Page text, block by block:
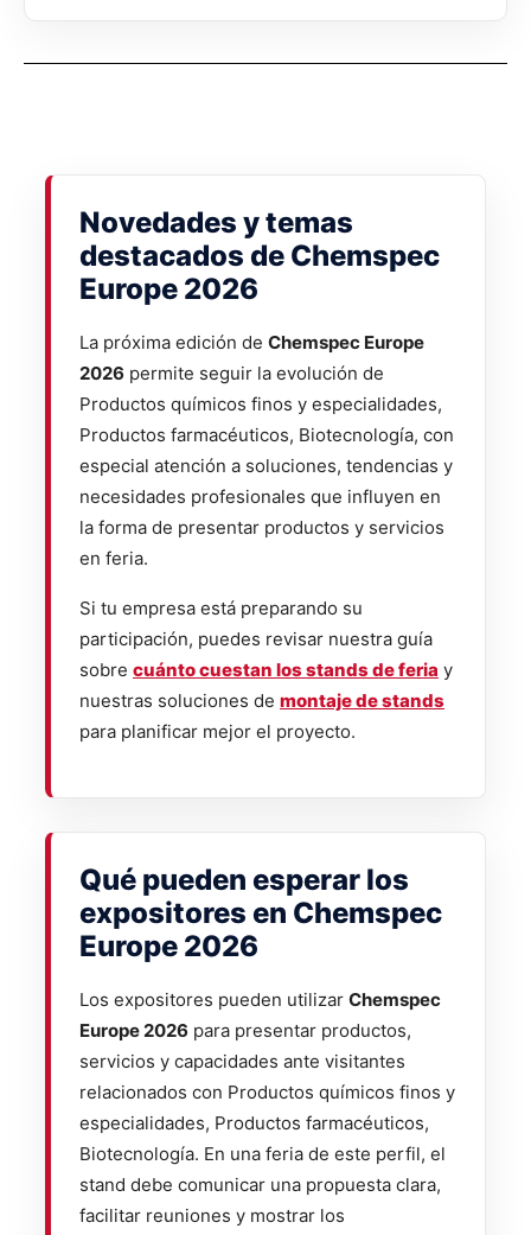
Novedades y temas
destacados de Chemspec
Europe 2026
La próxima edición de Chemspec Europe
2026 permite seguir la evolución de
Productos químicos finos y especialidades,
Productos farmacéuticos, Biotecnología, con
especial atención a soluciones, tendencias y
necesidades profesionales que influyen en
la forma de presentar productos y servicios
en feria.
Si tu empresa está preparando su
participación, puedes revisar nuestra guía
sobre cuánto cuestan los stands de feria y
nuestras soluciones de montaje de stands
para planificar mejor el proyecto.
Qué pueden esperar los
expositores en Chemspec
Europe 2026
Los expositores pueden utilizar Chemspec
Europe 2026 para presentar productos,
servicios y capacidades ante visitantes
relacionados con Productos químicos finos y
especialidades, Productos farmacéuticos,
Biotecnología. En una feria de este perfil, el
stand debe comunicar una propuesta clara,
facilitar reuniones y mostrar los